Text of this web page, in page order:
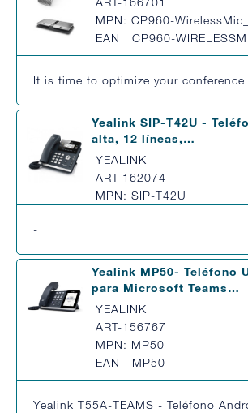
MPN: CP960-
EAN CP960-
It is time to optimize your
Yealink SIP-T42U -
alta, 12 líneas,…
YEALINK
ART-162074
MPN: SIP-T42U
-
Yealink MP50- Teléfono
para Microsoft Teams…
YEALINK
ART-156767
MPN: MP50
EAN MP50
Yealink T55A-TEAMS - Teléfono